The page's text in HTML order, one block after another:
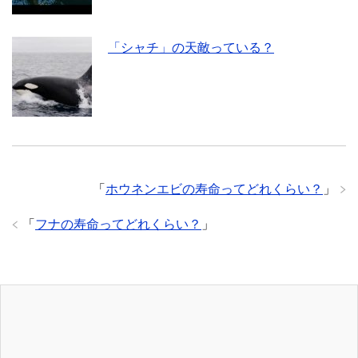
「シャチ」の天敵っている？
「 ホウネンエビの寿命ってどれくらい？ 」
「 フナの寿命ってどれくらい？ 」